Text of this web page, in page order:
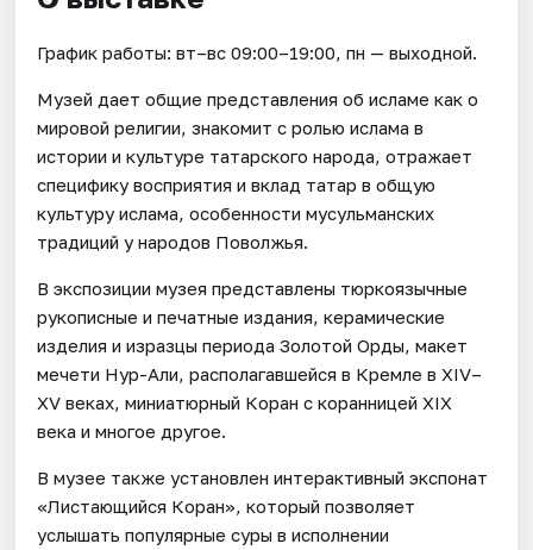
График работы: вт–вс 09:00–19:00, пн — выходной.
Музей дает общие представления об исламе как о
мировой религии, знакомит с ролью ислама в
истории и культуре татарского народа, отражает
специфику восприятия и вклад татар в общую
культуру ислама, особенности мусульманских
традиций у народов Поволжья.
В экспозиции музея представлены тюркоязычные
рукописные и печатные издания, керамические
изделия и изразцы периода Золотой Орды, макет
мечети Нур-Али, располагавшейся в Кремле в XIV–
XV веках, миниатюрный Коран с коранницей XIX
века и многое другое.
В музее также установлен интерактивный экспонат
«Листающийся Коран», который позволяет
услышать популярные суры в исполнении